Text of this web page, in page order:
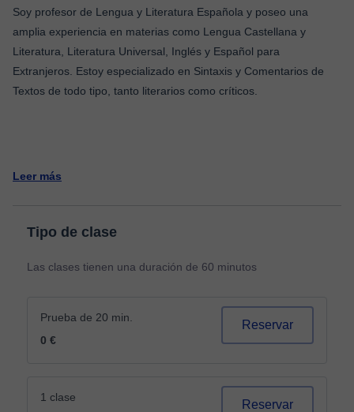
Soy profesor de Lengua y Literatura Española y poseo una
amplia experiencia en materias como Lengua Castellana y
Literatura, Literatura Universal, Inglés y Español para
Extranjeros. Estoy especializado en Sintaxis y Comentarios de
Textos de todo tipo, tanto literarios como críticos.
Leer más
Tipo de clase
Las clases tienen una duración de 60 minutos
Prueba de 20 min.
0 €
Reservar
1 clase
Reservar